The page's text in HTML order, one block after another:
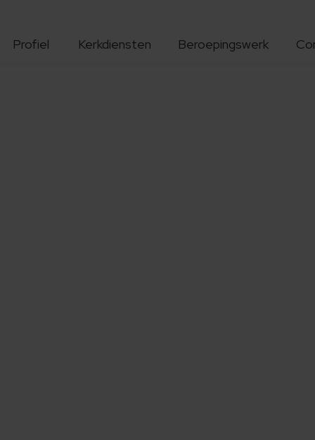
Profiel Kerkdiensten Beroepingswerk